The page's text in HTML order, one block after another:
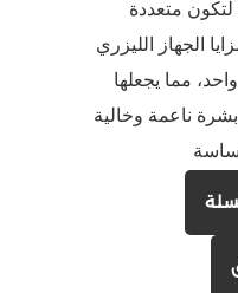
متعددة
الجهاز الليزري
مما يجعلها
ناعمة وخالية